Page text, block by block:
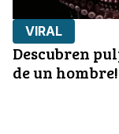
VIRAL
Descubren
de un hombre!